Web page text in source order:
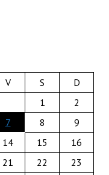
V S
D
1
2
7 8
9
14 15
16
21 22
23